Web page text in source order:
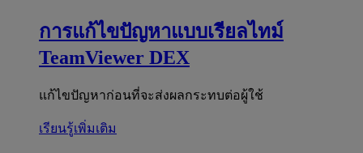
การแก้ไขปัญหาแบบเรียลไทม์
TeamViewer DEX
แก้ไขปัญหาก่อนที่จะส่งผลกระทบต่อผู้ใช้
เรียนรู้เพิ่มเติม